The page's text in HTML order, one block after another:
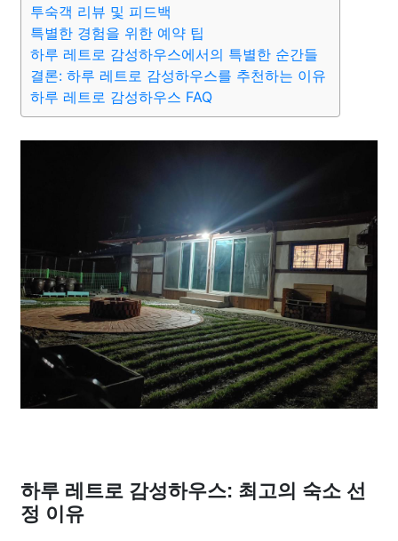
투숙객 리뷰 및 피드백
특별한 경험을 위한 예약 팁
하루 레트로 감성하우스에서의 특별한 순간들
결론: 하루 레트로 감성하우스를 추천하는 이유
하루 레트로 감성하우스 FAQ
하루 레트로 감성하우스: 최고의 숙소 선
정 이유